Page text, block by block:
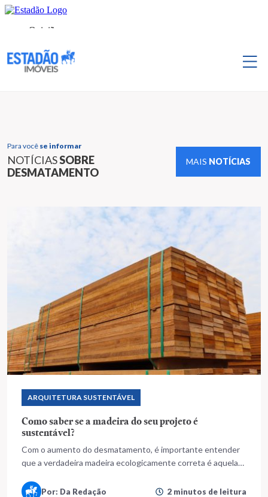
Para você se informar
NOTÍCIASSOBRE
DESMATAMENTO
MAIS NOTÍCIAS
ARQUITETURA SUSTENTÁVEL
Como saber se a madeira do seu projeto é
sustentável?
Com o aumento do desmatamento, é importante entender
que a verdadeira madeira ecologicamente correta é aquela
Por: Da Redação 2 minutos de leitura